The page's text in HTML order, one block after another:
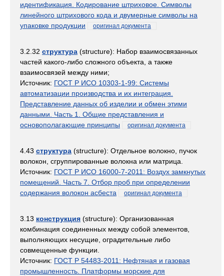
идентификация. Кодирование штриховое. Символы
линейного штрихового кода и двумерные символы на
упаковке продукции
оригинал документа
3.2.32 структура (structure): Набор взаимосвязанных
частей какого-либо сложного объекта, а также
взаимосвязей между ними;
Источник: ГОСТ Р ИСО 10303-1-99: Системы
автоматизации производства и их интеграция.
Представление данных об изделии и обмен этими
данными. Часть 1. Общие представления и
основополагающие принципы
оригинал документа
4.43 структура (structure): Отдельное волокно, пучок
волокон, сгруппированные волокна или матрица.
Источник: ГОСТ Р ИСО 16000-7-2011: Воздух замкнутых
помещений. Часть 7. Отбор проб при определении
содержания волокон асбеста
оригинал документа
3.13 конструкция (structure): Организованная
комбинация соединенных между собой элементов,
выполняющих несущие, оградительные либо
совмещенные функции.
Источник: ГОСТ Р 54483-2011: Нефтяная и газовая
промышленность. Платформы морские для